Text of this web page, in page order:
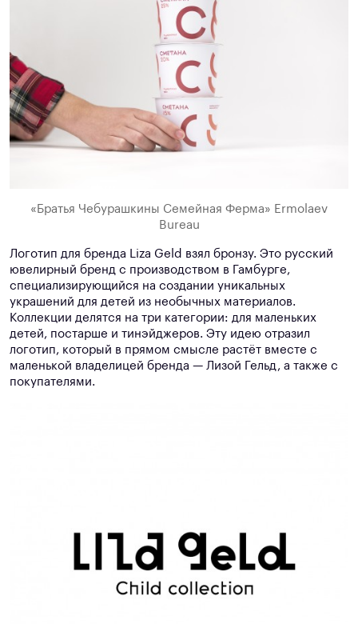
«Братья Чебурашкины Семейная Ферма» Ermolaev
Bureau
Логотип для бренда Liza Geld взял бронзу. Это русский
ювелирный бренд с производством в Гамбурге,
специализирующийся на создании уникальных
украшений для детей из необычных материалов.
Коллекции делятся на три категории: для маленьких
детей, постарше и тинэйджеров. Эту идею отразил
логотип, который в прямом смысле растёт вместе с
маленькой владелицей бренда — Лизой Гельд, а также с
покупателями.